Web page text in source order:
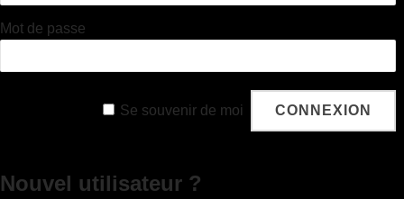
Mot de passe
Se souvenir de moi
Nouvel utilisateur ?